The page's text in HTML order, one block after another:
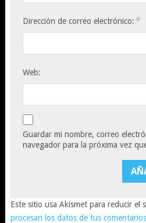
Dirección de correo electrónico: *
Web:
Guardar mi nombre, correo
navegador para la próxima vez
Este sitio usa Akismet para reducir el
procesan los datos de tus